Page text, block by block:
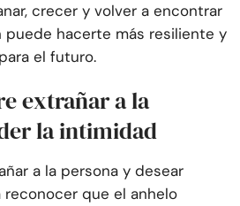
crecer y volver a encontrar
puede hacerte más resiliente y
el futuro.
extrañar a la
la intimidad
a la persona y desear
que el anhelo